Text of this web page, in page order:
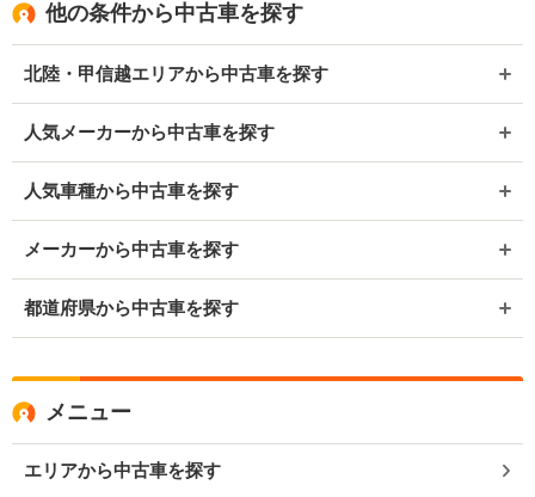
他の条件から中古車を探す
北陸・甲信越エリアから中古車を探す
人気メーカーから中古車を探す
人気車種から中古車を探す
メーカーから中古車を探す
都道府県から中古車を探す
メニュー
エリアから中古車を探す